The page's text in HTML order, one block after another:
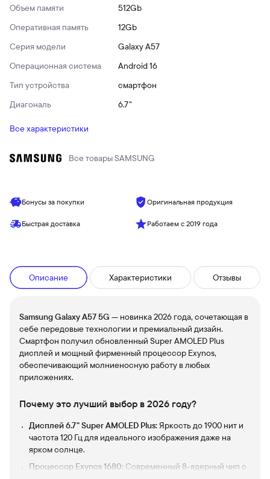
Объем памяти
512Gb
Оперативная память
12Gb
Серия модели
Galaxy A57
Операционная система
Android 16
Тип устройства
смартфон
Диагональ
6.7"
Все характеристики
Все товарыSAMSUNG
Бонусы за покупки Оригинальная продукция
Быстрая доставка Работаем с 2019 года
Описание Характеристики Отзывы
Samsung Galaxy A57 5G — новинка 2026 года, сочетающая в
себе передовые технологии и премиальный дизайн.
Смартфон получил обновленный Super AMOLED Plus
дисплей и мощный фирменный процессор Exynos,
обеспечивающий молниеносную работу в любых
приложениях.
Почему это лучший выбор в 2026 году?
Дисплей 6.7" Super AMOLED Plus:Яркость до 1900 нит и
частота 120 Гц для идеального изображения даже на
ярком солнце.
Процессор Exynos 1680: Современный 8-ядерный чип с